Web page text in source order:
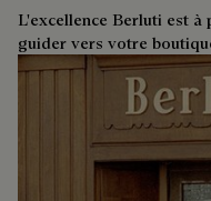
L'excellence Berluti est à
guider vers votre